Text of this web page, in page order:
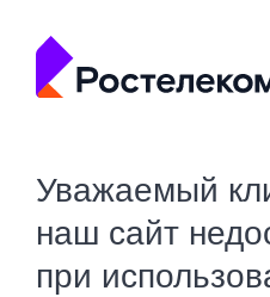
Уважаемый
наш сайт
при